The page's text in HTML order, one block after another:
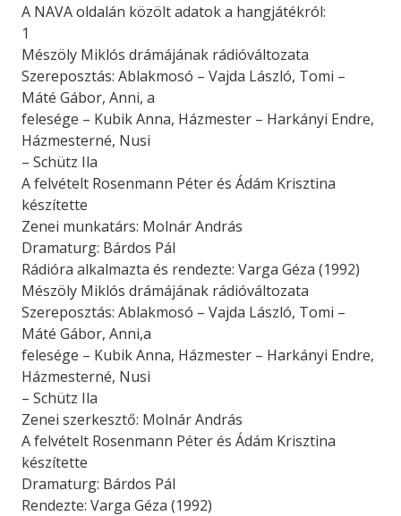
A NAVA oldalán közölt adatok a hangjátékról:
1
Mészöly Miklós drámájának rádióváltozata
Szereposztás: Ablakmosó – Vajda László, Tomi –
Máté Gábor, Anni, a
felesége – Kubik Anna, Házmester – Harkányi Endre,
Házmesterné, Nusi
– Schütz Ila
A felvételt Rosenmann Péter és Ádám Krisztina
készítette
Zenei munkatárs: Molnár András
Dramaturg: Bárdos Pál
Rádióra alkalmazta és rendezte: Varga Géza (1992)
Mészöly Miklós drámájának rádióváltozata
Szereposztás: Ablakmosó – Vajda László, Tomi –
Máté Gábor, Anni,a
felesége – Kubik Anna, Házmester – Harkányi Endre,
Házmesterné, Nusi
– Schütz Ila
Zenei szerkesztő: Molnár András
A felvételt Rosenmann Péter és Ádám Krisztina
készítette
Dramaturg: Bárdos Pál
Rendezte: Varga Géza (1992)